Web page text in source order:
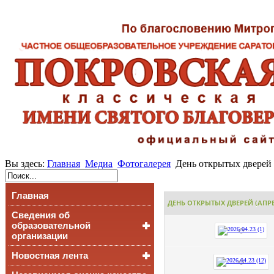
Вы здесь: Главная Медиа Фотогалерея День открытых дверей
Главная
Сведения об
образовательной
организации
Основные сведения
Структура и органы
Новостная лента
ДЕНЬ ОТКРЫТЫХ ДВЕРЕЙ